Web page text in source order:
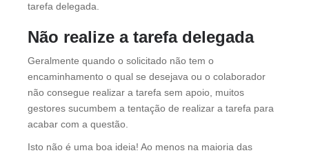
tarefa delegada.
Não realize a tarefa delegada
Geralmente quando o solicitado não tem o
encaminhamento o qual se desejava ou o colaborador
não consegue realizar a tarefa sem apoio, muitos
gestores sucumbem a tentação de realizar a tarefa para
acabar com a questão.
Isto não é uma boa ideia! Ao menos na maioria das